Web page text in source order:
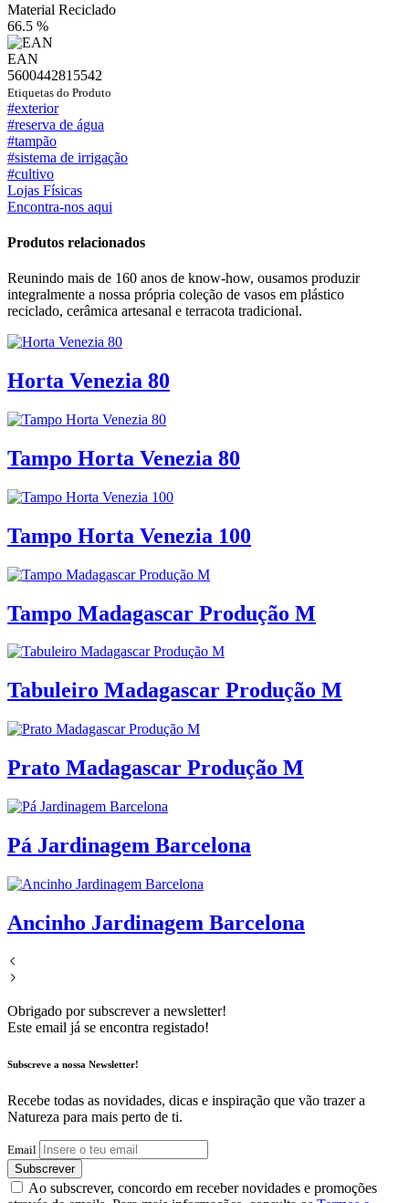
Material Reciclado
66.5 %
EAN
5600442815542
Etiquetas do Produto
#exterior
#reserva de água
#tampão
#sistema de irrigação
#cultivo
Lojas Físicas
Encontra-nos aqui
Produtos relacionados
Reunindo mais de 160 anos de know-how, ousamos produzir
integralmente a nossa própria coleção de vasos em plástico
reciclado, cerâmica artesanal e terracota tradicional.
Horta Venezia 80
Tampo Horta Venezia 80
Tampo Horta Venezia 100
Tampo Madagascar Produção M
Tabuleiro Madagascar Produção M
Prato Madagascar Produção M
Pá Jardinagem Barcelona
Ancinho Jardinagem Barcelona
Obrigado por subscrever a newsletter!
Este email já se encontra registado!
Subscreve a nossa Newsletter!
Recebe todas as novidades, dicas e inspiração que vão trazer a
Natureza para mais perto de ti.
Email
Subscrever
Ao subscrever, concordo em receber novidades e promoções